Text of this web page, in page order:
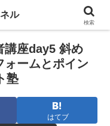
講座day5 斜め
ォームとポイン
塾
はてブ
ル
検索